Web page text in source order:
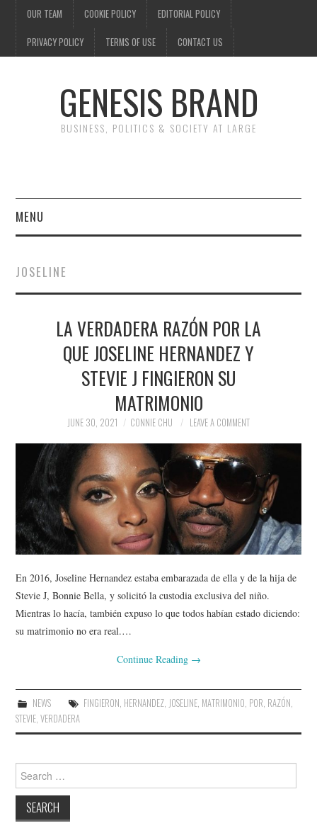
OUR TEAM COOKIE POLICY EDITORIAL POLICY
PRIVACY POLICY TERMS OF USE CONTACT US
GENESIS BRAND
BUSINESS, POLITICS & SOCIETY AT LARGE
MENU
FINANCE
NEWS
POLITICS
SPORTS
TECHNOLOGY
JOSELINE
LA VERDADERA RAZÓN POR LA
QUE JOSELINE HERNANDEZ Y
STEVIE J FINGIERON SU
MATRIMONIO
JUNE 30, 2021 CONNIE CHU LEAVE A COMMENT
En 2016, Joseline Hernandez estaba embarazada de ella y de la hija de
Stevie J, Bonnie Bella, y solicitó la custodia exclusiva del niño.
Mientras lo hacía, también expuso lo que todos habían estado diciendo:
su matrimonio no era real.…
Continue Reading →
NEWS FINGIERON, HERNANDEZ, JOSELINE, MATRIMONIO, POR, RAZÓN,
STEVIE,VERDADERA
Search
for: